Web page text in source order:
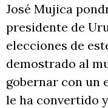
José Mujica
presidente de
elecciones de
demostrado al
gobernar con un
le ha convertido